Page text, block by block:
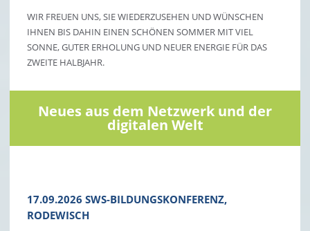
WIR FREUEN UNS, SIE WIEDERZUSEHEN UND WÜNSCHEN
IHNEN BIS DAHIN EINEN SCHÖNEN SOMMER MIT VIEL
SONNE, GUTER ERHOLUNG UND NEUER ENERGIE FÜR DAS
ZWEITE HALBJAHR.
Neues aus dem Netzwerk und der
digitalen Welt
17.09.2026 SWS-BILDUNGSKONFERENZ,
RODEWISCH